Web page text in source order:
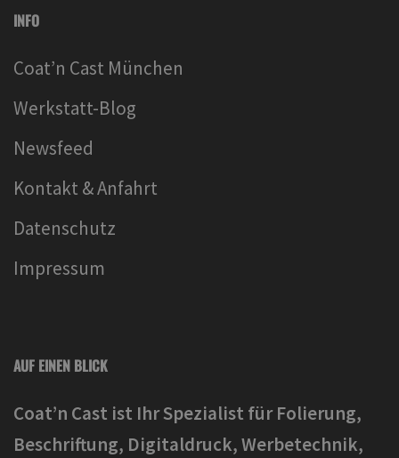
INFO
Coat’n Cast München
Werkstatt-Blog
Newsfeed
Kontakt & Anfahrt
Datenschutz
Impressum
AUF EINEN BLICK
Coat’n Cast ist Ihr Spezialist für Folierung,
Beschriftung, Digitaldruck, Werbetechnik,